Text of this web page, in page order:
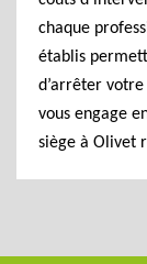
chaque
établis
d’arrêter
vous engage
siège à Olivet